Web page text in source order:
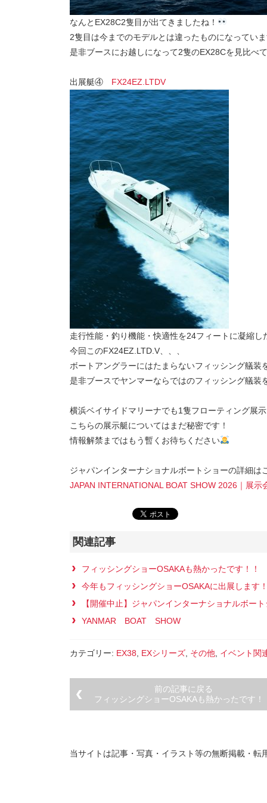
なんとEX28C2隻目が出てきましたね！
2隻目は今までのモデルとは違ったものになってい
是非ブースにお越しになって2隻のEX28Cを見比べ
出展艇④ FX24EZ.LTDV
走行性能・釣り機能・快適性を24フィートに凝縮し
今回このFX24EZ.LTD.V、、、
ボートアングラーにはたまらないフィッシング艤装
是非ブースでヤンマーならではのフィッシング艤装
横浜ベイサイドマリーナでも1隻フローティング展
こちらの展示艇についてはまだ秘密です！
情報解禁まではもう暫くお待ちください
ジャパンインターナショナルボートショーの詳細は
JAPAN INTERNATIONAL BOAT SHOW 2026｜展
関連記事
フィッシングショーOSAKAも熱かったです！！
今年もフィッシングショーOSAKAに出展します
【開催中止】ジャパンインターナショナルボ
YANMAR BOAT SHOW
カテゴリー: EX38 EXシリーズ その他 イベント関
前の記事に戻る
フィッシングショーOSAKAも熱かったです！
当サイトは記事・写真・イラスト等の無断掲載・転